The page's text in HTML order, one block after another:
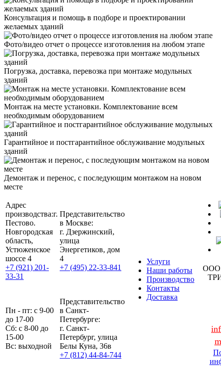
Консультация и помощь в подборе и проектировании
желаемых зданий
Фото/видео отчет о процессе изготовления на любом этапе
Погрузка, доставка, перевозка при монтаже модульных
зданий
Монтаж на месте установки. Комплектование всем
необходимым оборудованием
Гарантийное и постгарантийное обслуживание модульных
зданий
Демонтаж и перенос, с последующим монтажом на новом
месте
Адрес
производства:г.
Пестово.
Новгородская
область,
Устюженское
шоссе 4
+7 (921) 201-
33-31
Представительство
в Москве:
г. Дзержинский,
улица
Энергетиков, дом
4
+7 (495) 22-33-841
Услуги
Наши работы
Производство
Контакты
Доставка
ООО
Пн - пт: с 9-00
до 17-00
Сб: с 8-00 до
15-00
Вс: выходной
Представительство
в Санкт-
Петербурге:
г. Санкт-
Петербург, улица
Белы Куна, 36в
+7 (812) 44-84-744